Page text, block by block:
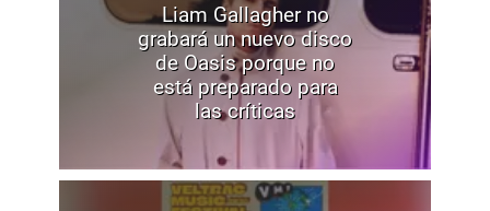
Liam Gallagher no
grabará un nuevo disco
de Oasis porque no
está preparado para
las críticas